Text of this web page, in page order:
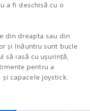
a fi deschisă cu o
din dreapta sau din
și înăuntru sunt bucle
să iasă cu ușurință,
pentru a
capacele joystick.